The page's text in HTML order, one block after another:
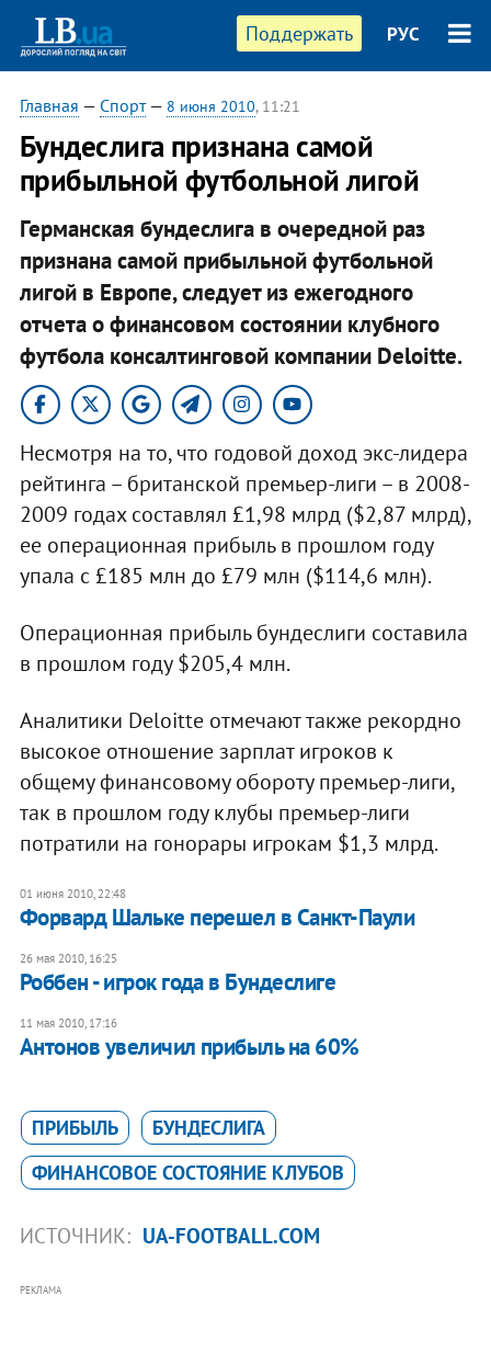
Поддержать РУС
Главная — Спорт— 8 июня 2010, 11:21
Бундеслига признана самой
прибыльной футбольной лигой
Германская бундеслига в очередной раз
признана самой прибыльной футбольной
лигой в Европе, следует из ежегодного
отчета о финансовом состоянии клубного
футбола консалтинговой компании Deloitte.
Несмотря на то, что годовой доход экс-лидера
рейтинга – британской премьер-лиги – в 2008-
2009 годах составлял £1,98 млрд ($2,87 млрд),
ее операционная прибыль в прошлом году
упала с £185 млн до £79 млн ($114,6 млн).
Операционная прибыль бундеслиги составила
в прошлом году $205,4 млн.
Аналитики Deloitte отмечают также рекордно
высокое отношение зарплат игроков к
общему финансовому обороту премьер-лиги,
так в прошлом году клубы премьер-лиги
потратили на гонорары игрокам $1,3 млрд.
01 июня 2010, 22:48
Форвард Шальке перешел в Санкт-Паули
26 мая 2010, 16:25
Роббен - игрок года в Бундеслиге
11 мая 2010, 17:16
Антонов увеличил прибыль на 60%
ПРИБЫЛЬ
БУНДЕСЛИГА
ФИНАНСОВОЕ СОСТОЯНИЕ КЛУБОВ
ИСТОЧНИК: UA-FOOTBALL.COM
РЕКЛАМА